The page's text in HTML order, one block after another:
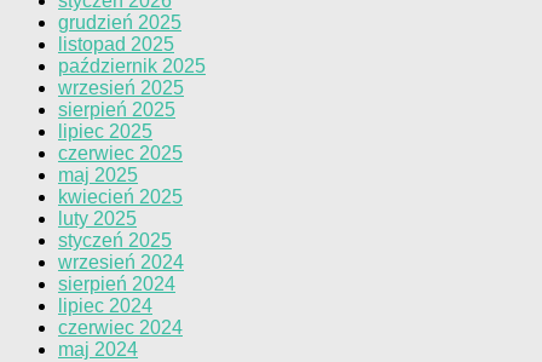
grudzień 2025
listopad 2025
październik 2025
wrzesień 2025
sierpień 2025
lipiec 2025
czerwiec 2025
maj 2025
kwiecień 2025
luty 2025
styczeń 2025
wrzesień 2024
sierpień 2024
lipiec 2024
czerwiec 2024
maj 2024